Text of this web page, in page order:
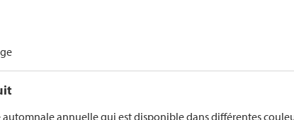
annuelle qui est disponible dans différentes